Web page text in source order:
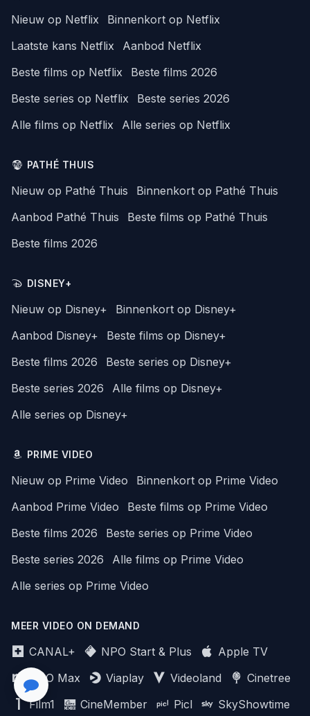
Nieuw op Netflix
Binnenkort op Netflix
Laatste kans Netflix
Aanbod Netflix
Beste films op Netflix
Beste films 2026
Beste series op Netflix
Beste series 2026
Alle films op Netflix
Alle series op Netflix
PATHÉ THUIS
Nieuw op Pathé Thuis
Binnenkort op Pathé Thuis
Aanbod Pathé Thuis
Beste films op Pathé Thuis
Beste films 2026
DISNEY+
Nieuw op Disney+
Binnenkort op Disney+
Aanbod Disney+
Beste films op Disney+
Beste films 2026
Beste series op Disney+
Beste series 2026
Alle films op Disney+
Alle series op Disney+
PRIME VIDEO
Nieuw op Prime Video
Binnenkort op Prime Video
Aanbod Prime Video
Beste films op Prime Video
Beste films 2026
Beste series op Prime Video
Beste series 2026
Alle films op Prime Video
Alle series op Prime Video
MEER VIDEO ON DEMAND
CANAL+ NPO Start & Plus
Apple TV
HBO Max
Viaplay Videoland
Cinetree
Film1
CineMember Picl SkyShowtime